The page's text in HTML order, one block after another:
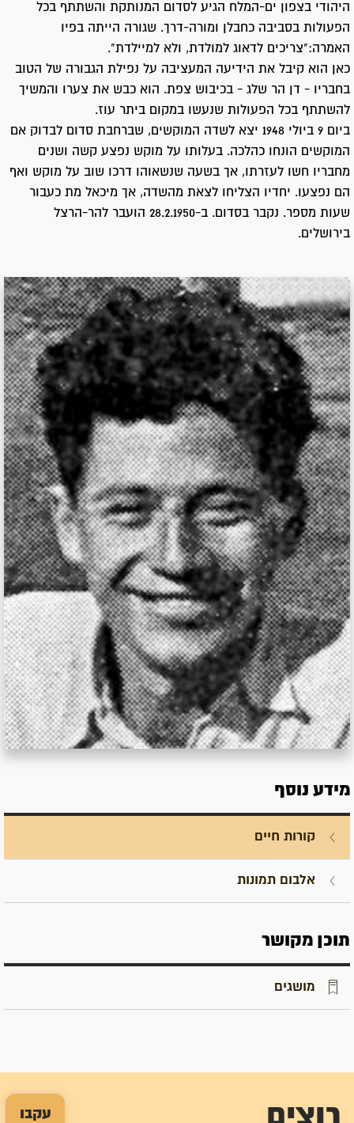
עקבו
היהודי בצפון ים-המלח הגיע לסדום המנותקת והשתתף בכל
הפעולות בסביבה כחבלן ומורה-דרך. שגורה הייתה בפיו
האמרה:"צריכים לדאוג למולדת, ולא למיילדת".
כאן הוא קיבל את הידיעה המעציבה על נפילת הגבורה של הטוב
בחבריו - דן הר שלג - בכיבוש צפת. הוא כבש את צערו והמשיך
להשתתף בכל הפעולות שנעשו במקום ביתר עוז.
ביום 9 ביולי 1948 יצא לשדה המוקשים, שברחבת סדום לבדוק אם
המוקשים הונחו כהלכה. בעלותו על מוקש נפצע קשה ושנים
מחבריו חשו לעזרתו, אך בשעה שנשאוהו דרכו שוב על מוקש ואף
הם נפצעו. יחדיו הצליחו לצאת מהשדה, אך מיכאל מת כעבור
שעות מספר. נקבר בסדום. ב-28.2.1950 הועבר להר-הרצל
בירושלים.
מידע נוסף
קורות חיים
אלבום תמונות
תוכן מקושר
מושגים
רוצים